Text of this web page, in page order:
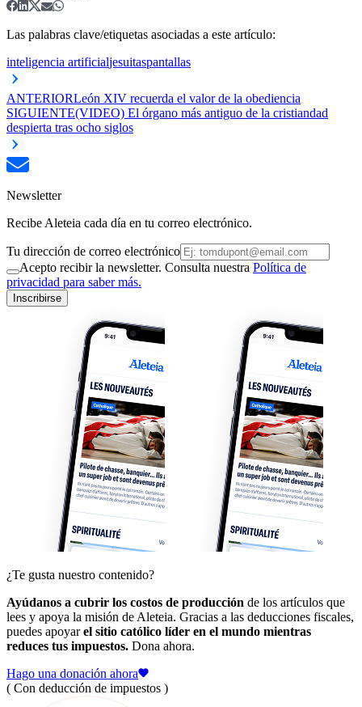
Las palabras clave/etiquetas asociadas a este artículo:
inteligencia artificialjesuitaspantallas
ANTERIORLeón XIV recuerda el valor de la obediencia
SIGUIENTE(VIDEO) El órgano más antiguo de la cristiandad
despierta tras ocho siglos
Newsletter
Recibe Aleteia cada día en tu correo electrónico.
Tu dirección de correo electrónico
Acepto recibir la newsletter. Consulta nuestra Política de
privacidad para saber más.
Inscribirse
¿Te gusta nuestro contenido?
Ayúdanos a cubrir los costos de producción de los artículos que
lees y apoya la misión de Aleteia. Gracias a las deducciones fiscales,
puedes apoyarel sitio católico líder en el mundo mientras
reduces tus impuestos. Dona ahora.
Hago una donación ahora
( Con deducción de impuestos )